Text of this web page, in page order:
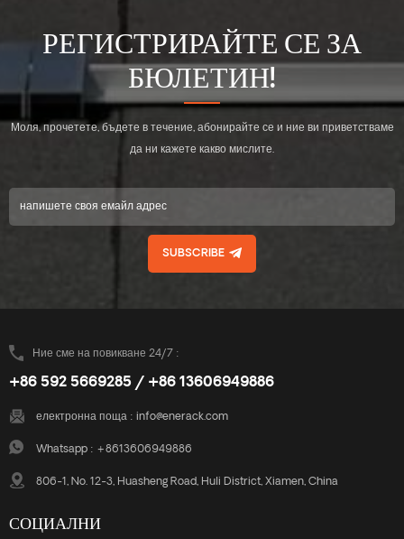
РЕГИСТРИРАЙТЕ СЕ ЗА
БЮЛЕТИН!
Моля, прочетете, бъдете в течение, абонирайте се и ние ви приветстваме
да ни кажете какво мислите.
SUBSCRIBE
Ние сме на повикване 24/7 :
+86 592 5669285 / +86 13606949886
електронна поща : info@enerack.com
Whatsapp : +8613606949886
806-1, No. 12-3, Huasheng Road, Huli District, Xiamen, China
СОЦИАЛНИ